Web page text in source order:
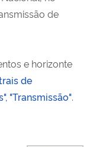
de
e horizonte
de
"Transmissão".